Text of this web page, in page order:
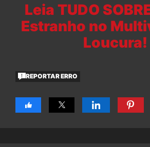
Leia TUDO
Estranho no
Loucura!
REPORTAR ERRO